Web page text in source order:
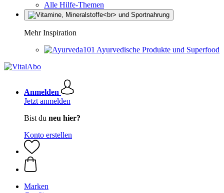
Alle Hilfe-Themen
Mehr Inspiration
Ayurvedische Produkte und Superfood
Anmelden
Jetzt anmelden
Bist du neu hier?
Konto erstellen
Marken